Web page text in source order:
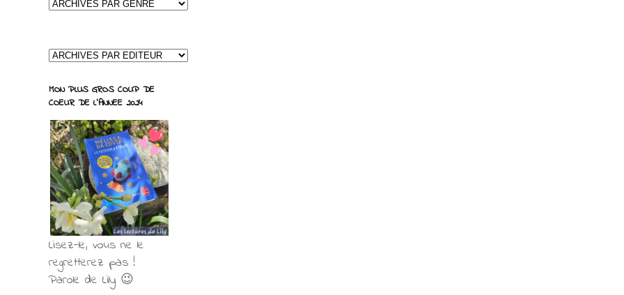
MON PLUS GROS COUP DE
COEUR DE L'ANNEE 2024
Lisez-le, vous ne le
regretterez pas !
Parole de Lily 😉